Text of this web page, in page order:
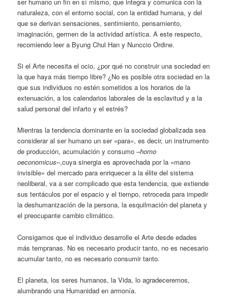
naturaleza, con el entorno social, con la entidad humana, y del
que se derivan sensaciones, sentimiento, pensamiento,
imaginación, germen de la actividad artística. A este respecto,
recomiendo leer a Byung Chul Han y Nunccio Ordine.
Si el Arte necesita el ocio, ¿por qué no construir una sociedad en
la que haya más tiempo libre? ¿No es posible otra sociedad en la
que sus individuos no estén sometidos a los horarios de la
extenuación, a los calendarios laborales de la esclavitud y a la
salud personal del infarto y el estrés?
Mientras la tendencia dominante en la sociedad globalizada sea
considerar al ser humano un ser «para», es decir, un instrumento
de producción, acumulación y consumo –homo
oeconomicus–,cuya sinergia es aprovechada por la «mano
invisible» del mercado para enriquecer a la élite del sistema
neoliberal, va a ser complicado que esta tendencia, que extiende
sus tentáculos por el espacio y el tiempo, retroceda para impedir
la deshumanización de la persona, la esquilmación del planeta y
el preocupante cambio climático.
Consigamos que el individuo desarrolle el Arte desde edades
más tempranas. No es necesario producir tanto, no es necesario
acumular tanto, no es necesario consumir tanto.
El planeta, los seres humanos, la Vida, lo agradeceremos,
alumbrando una Humanidad en armonía.